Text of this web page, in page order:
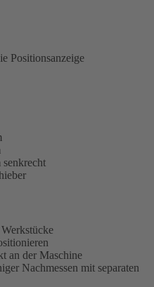
Positionsanzeige
an der Maschine
Nachmessen mit separaten